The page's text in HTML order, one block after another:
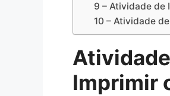
9 – Atividade de
10 – Atividade
Imprimir